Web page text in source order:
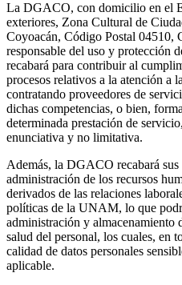
La DGACO, con domicilio en el
exteriores, Zona Cultural de
Coyoacán, Código Postal 04510,
responsable del uso y protección
recabará para contribuir al
procesos relativos a la atención a
contratando proveedores de
dichas competencias, o bien,
determinada prestación de
enunciativa y no limitativa.
Además, la DGACO recabará sus
administración de los recursos
derivados de las relaciones
políticas de la UNAM, lo que
administración y almacenamiento
salud del personal, los cuales, en
calidad de datos personales
aplicable.